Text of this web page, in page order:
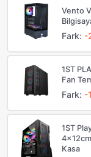
Vento
Fark: -
1ST
Fan
Fark: -
1ST
Kasa